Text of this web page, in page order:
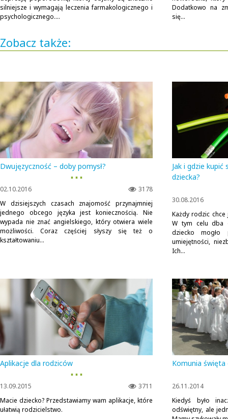
silniejsze i wymagają leczenia farmakologicznego i
psychologicznego....
Dodatkowo na
się...
Zobacz także:
Dwujęzyczność – doby pomysł?
▪ ▪ ▪
3178
02.10.2016
W dzisiejszych czasach znajomość przynajmniej
jednego obcego języka jest koniecznością. Nie
wypada nie znać angielskiego, który otwiera wiele
możliwości. Coraz częściej słyszy się też o
kształtowaniu...
Jak i gdzie
dziecka?
30.08.2016
Każdy rodzic
W tym celu dba
dziecko mogło
umiejętności,
Ich...
Aplikacje dla rodziców
▪ ▪ ▪
3711
13.09.2015
Macie dziecko? Przedstawiamy wam aplikacje, które
ułatwią rodzicielstwo.
Komunia święta
26.11.2014
Kiedyś było
odświętny, ale